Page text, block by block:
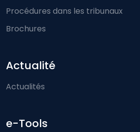
Procédures dans les tribunaux
Brochures
Actualité
Actualités
e-Tools